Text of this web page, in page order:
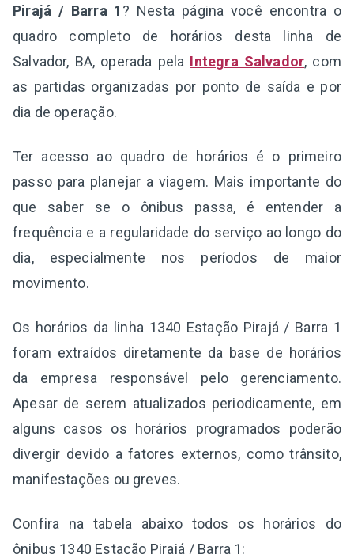
Pirajá / Barra 1 ? Nesta página você encontra o
quadro completo de horários desta linha de
Salvador, BA, operada pela Integra Salvador, com
as partidas organizadas por ponto de saída e por
dia de operação.
Ter acesso ao quadro de horários é o primeiro
passo para planejar a viagem. Mais importante do
que saber se o ônibus passa, é entender a
frequência e a regularidade do serviço ao longo do
dia, especialmente nos períodos de maior
movimento.
Os horários da linha 1340 Estação Pirajá / Barra 1
foram extraídos diretamente da base de horários
da empresa responsável pelo gerenciamento.
Apesar de serem atualizados periodicamente, em
alguns casos os horários programados poderão
divergir devido a fatores externos, como trânsito,
manifestações ou greves.
Confira na tabela abaixo todos os horários do
ônibus 1340 Estação Pirajá / Barra 1: